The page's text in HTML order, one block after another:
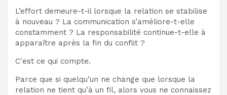
L’effort demeure-t-il lorsque la relation se stabilise
à nouveau ? La communication s’améliore-t-elle
constamment ? La responsabilité continue-t-elle à
apparaître après la fin du conflit ?
C'est ce qui compte.
Parce que si quelqu’un ne change que lorsque la
relation ne tient qu’à un fil, alors vous ne connaissez